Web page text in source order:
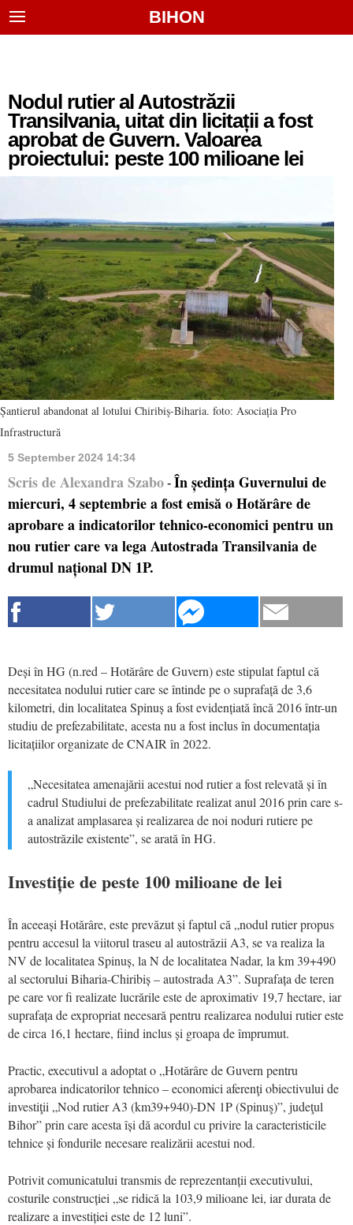
BIHON
Nodul rutier al Autostrăzii
Transilvania, uitat din licitații a fost
aprobat de Guvern. Valoarea
proiectului: peste 100 milioane lei
Șantierul abandonat al lotului Chiribiș-Biharia. foto: Asociația Pro
Infrastructură
5 September 2024 14:34
Scris de Alexandra Szabo - În ședința Guvernului de
miercuri, 4 septembrie a fost emisă o Hotărâre de
aprobare a indicatorilor tehnico-economici pentru un
nou rutier care va lega Autostrada Transilvania de
drumul național DN 1P.
Deși în HG (n.red – Hotărâre de Guvern) este stipulat faptul că
necesitatea nodului rutier care se întinde pe o suprafață de 3,6
kilometri, din localitatea Spinuș a fost evidențiată încă 2016 într-un
studiu de prefezabilitate, acesta nu a fost inclus în documentația
licitațiilor organizate de CNAIR în 2022.
„Necesitatea amenajării acestui nod rutier a fost relevată și în
cadrul Studiului de prefezabilitate realizat anul 2016 prin care s-
a analizat amplasarea și realizarea de noi noduri rutiere pe
autostrăzile existente”, se arată în HG.
Investiție de peste 100 milioane de lei
În aceeași Hotărâre, este prevăzut și faptul că „nodul rutier propus
pentru accesul la viitorul traseu al autostrăzii A3, se va realiza la
NV de localitatea Spinuș, la N de localitatea Nadar, la km 39+490
al sectorului Biharia-Chiribiș – autostrada A3”. Suprafața de teren
pe care vor fi realizate lucrările este de aproximativ 19,7 hectare, iar
suprafața de expropriat necesară pentru realizarea nodului rutier este
de circa 16,1 hectare, fiind inclus și groapa de împrumut.
Practic, executivul a adoptat o „Hotărâre de Guvern pentru
aprobarea indicatorilor tehnico – economici aferenţi obiectivului de
investiţii „Nod rutier A3 (km39+940)-DN 1P (Spinuş)”, judeţul
Bihor” prin care acesta își dă acordul cu privire la caracteristicile
tehnice și fondurile necesare realizării acestui nod.
Potrivit comunicatului transmis de reprezentanții executivului,
costurile construcției „se ridică la 103,9 milioane lei, iar durata de
realizare a investiției este de 12 luni”.